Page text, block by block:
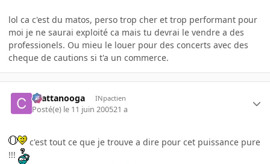
lol ca c'est du matos, perso trop cher et trop performant pour
moi je ne saurai exploité ca mais tu devrai le vendre a des
professionels. Ou mieu le louer pour des concerts avec des
cheque de cautions si t'a un commerce.
chattanooga INpactien
Posté(e) le 11 juin 200521 a
c'est tout ce que je trouve a dire pour cet puissance pure
!!!